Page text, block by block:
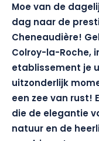
Moe van de
dag naar de
Cheneaudière!
Colroy-la-Roche,
etablissement je
uitzonderlijk
een zee van rust!
die de elegantie
natuur en de